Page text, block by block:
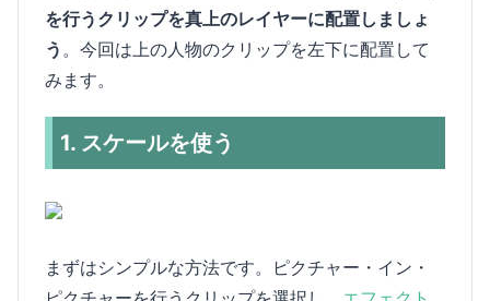
を行うクリップを真上のレイヤーに配置しましょ
う 。今回は上の人物のクリップを左下に配置して
みます。
1. スケールを使う
まずはシンプルな方法です。ピクチャー・イン・